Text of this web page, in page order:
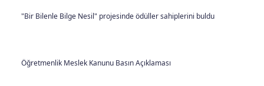
"Bir Bilenle Bilge Nesil" projesinde ödüller sahiplerini buldu
Öğretmenlik Meslek Kanunu Basın Açıklaması